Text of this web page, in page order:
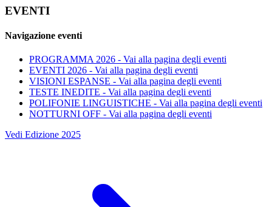
EVENTI
Navigazione eventi
PROGRAMMA 2026 - Vai alla pagina degli eventi
EVENTI 2026 - Vai alla pagina degli eventi
VISIONI ESPANSE - Vai alla pagina degli eventi
TESTE INEDITE - Vai alla pagina degli eventi
POLIFONIE LINGUISTICHE - Vai alla pagina degli eventi
NOTTURNI OFF - Vai alla pagina degli eventi
Vedi Edizione 2025